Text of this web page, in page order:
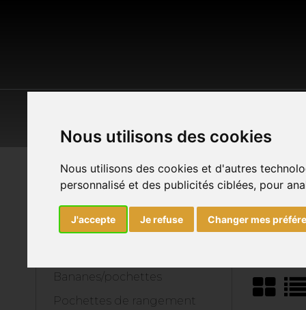
Nous utilisons des cookies
Nous utilisons des cookies et d'autres
personnalisé et des publicités ciblées, pour
J'accepte Je refuse Changer mes
Accueil Outdoor Bagagerie
BAGAGERIE
Bananes/pochettes
Pochettes de rangement